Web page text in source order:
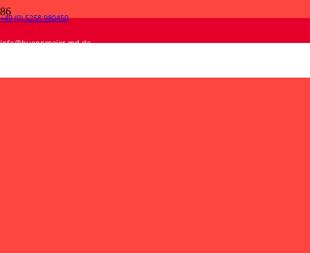
+49 (0) 5258 980450
info@hueppmeier-md.de